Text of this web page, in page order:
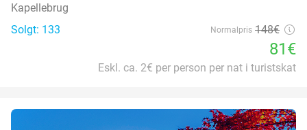
Kapellebrug
Solgt: 133
Normalpris 148€
81€
Eskl. ca. 2€ per person per nat i turistskat